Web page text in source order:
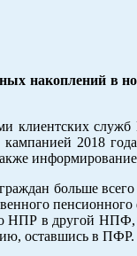
накоплений
клиентских
2018
больше
НПР в другой
оставшись в ПФР.